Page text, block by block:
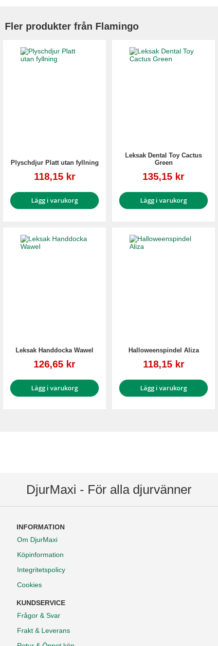
Fler produkter från Flamingo
Plyschdjur Platt utan fyllning
Reapris
118,15 kr
Lägg i varukorg
Leksak Dental Toy Cactus
Green
Reapris
135,15 kr
Lägg i varukorg
Leksak Handdocka Wawel
Reapris
126,65 kr
Lägg i varukorg
Halloweenspindel Aliza
Reapris
118,15 kr
Lägg i varukorg
DjurMaxi - För alla djurvänner
INFORMATION
Om DjurMaxi
Köpinformation
Integritetspolicy
Cookies
KUNDSERVICE
Frågor & Svar
Frakt & Leverans